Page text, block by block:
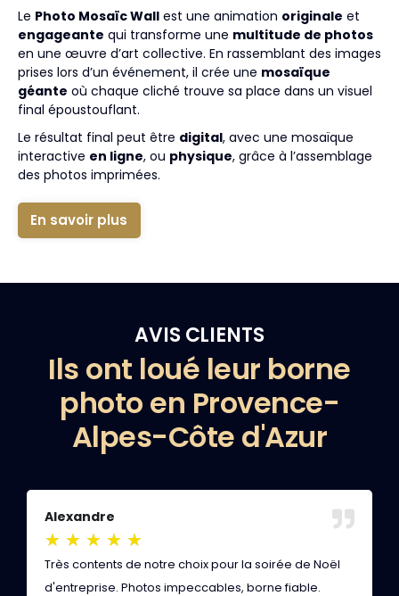
Le Photo Mosaïc Wall est une animation originale et
engageante qui transforme une multitude de photos
en une œuvre d’art collective. En rassemblant des images
prises lors d’un événement, il crée une mosaïque
géante où chaque cliché trouve sa place dans un visuel
final époustouflant.
Le résultat final peut être digital, avec une mosaïque
interactive en ligne, ou physique, grâce à l’assemblage
des photos imprimées.
En savoir plus
AVIS CLIENTS
Ils ont loué leur borne
photo en Provence-
Alpes-Côte d'Azur
Alexandre
★ ★ ★ ★ ★
Très contents de notre choix pour la soirée de Noël
d'entreprise. Photos impeccables, borne fiable.